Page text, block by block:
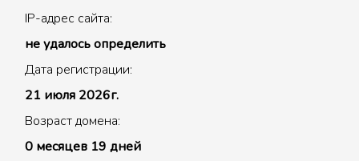
IP-адрес сайта:
не удалось определить
Дата регистрации:
21 июля 2026г.
Возраст домена:
0 месяцев 19 дней